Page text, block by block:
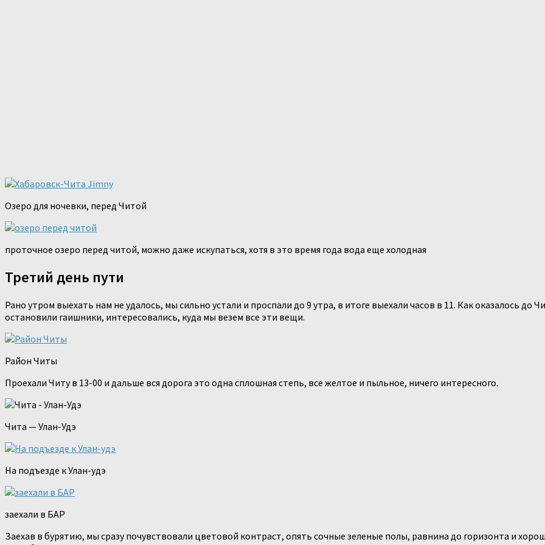
Озеро для ночевки, перед Читой
проточное озеро перед читой, можно даже искупаться, хотя в это время года вода еще холодная
Третий день пути
Рано утром выехать нам не удалось, мы сильно устали и проспали до 9 утра, в итоге выехали часов в 11. Как оказалось до
остановили гаишники, интересовались, куда мы везем все эти вещи.
Район Читы
Проехали Читу в 13-00 и дальше вся дорога это одна сплошная степь, все желтое и пыльное, ничего интересного.
Чита — Улан-Удэ
На подъезде к Улан-удэ
заехали в БАР
Заехав в бурятию, мы сразу почувствовали цветовой контраст, опять сочные зеленые полы, равнина до горизонта и